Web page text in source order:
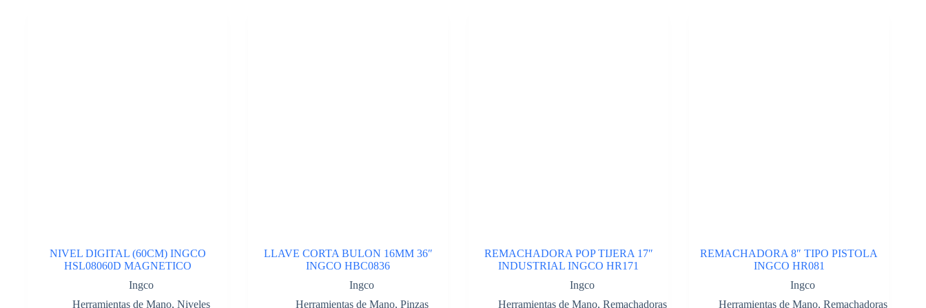
NIVEL DIGITAL (60CM) INGCO
HSL08060D MAGNETICO
Ingco
Herramientas de Mano, Niveles
LLAVE CORTA BULON 16MM 36″
INGCO HBC0836
Ingco
Herramientas de Mano, Pinzas
REMACHADORA POP TIJERA 17″
INDUSTRIAL INGCO HR171
Ingco
Herramientas de Mano, Remachadoras
REMACHADORA 8″ TIPO PISTOLA
INGCO HR081
Ingco
Herramientas de Mano, Remachadoras